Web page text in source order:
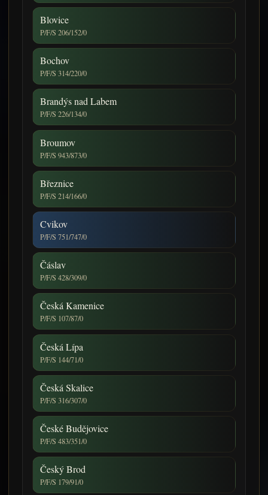
Blovice
P/F/S 206/152/0
Bochov
P/F/S 314/220/0
Brandýs nad Labem
P/F/S 226/134/0
Broumov
P/F/S 943/873/0
Březnice
P/F/S 214/166/0
Cvikov
P/F/S 751/747/0
Čáslav
P/F/S 428/309/0
Česká Kamenice
P/F/S 107/87/0
Česká Lípa
P/F/S 144/71/0
Česká Skalice
P/F/S 316/307/0
České Budějovice
P/F/S 483/351/0
Český Brod
P/F/S 179/91/0